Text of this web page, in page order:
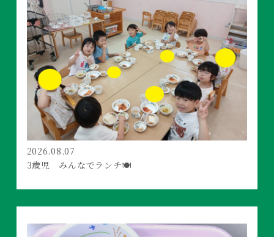
2026.08.07
3歳児 みんなでランチ🍽️